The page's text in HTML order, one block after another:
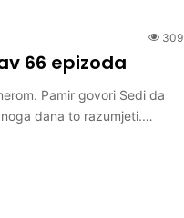
309
66 epizoda
Pamir govori Sedi da
dana to razumjeti.…